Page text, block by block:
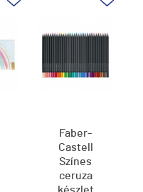
Faber-
Castell
Színes
ceruza